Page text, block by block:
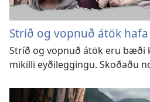
Stríð og vopnuð átök
Stríð og vopnuð átök eru bæði
mikilli eyðileggingu. Skoðaðu